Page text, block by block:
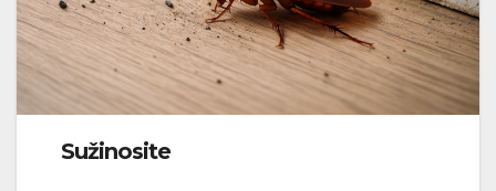
Sužinosite